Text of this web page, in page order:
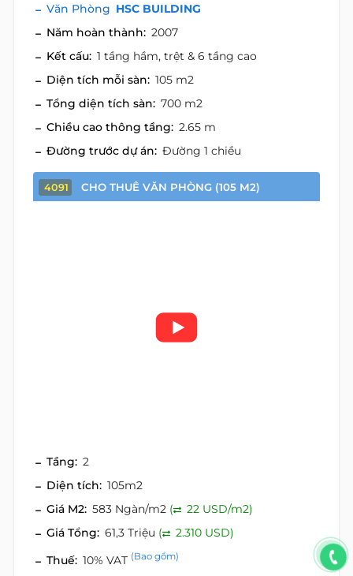
Văn Phòng HSC BUILDING
Năm hoàn thành: 2007
Kết cấu: 1 tầng hầm, trệt & 6 tầng cao
Diện tích mỗi sàn: 105 m2
Tổng diện tích sàn: 700 m2
Chiều cao thông tầng: 2.65 m
Đường trước dự án: Đường 1 chiều
4091 CHO THUÊ VĂN PHÒNG (105 M2)
Tầng: 2
Diện tích: 105m2
Giá M2: 583 Ngàn/m2 (
22 USD/m2)
Giá Tổng: 61,3 Triệu (
2.310 USD)
Thuế: 10% VAT (Bao gồm)